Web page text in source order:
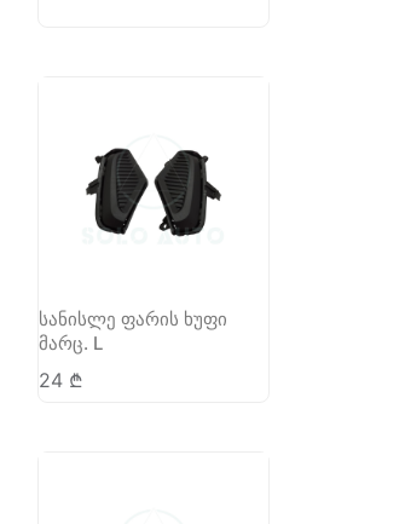
სანისლე ფარის ხუფი
მარც. L
24 ₾